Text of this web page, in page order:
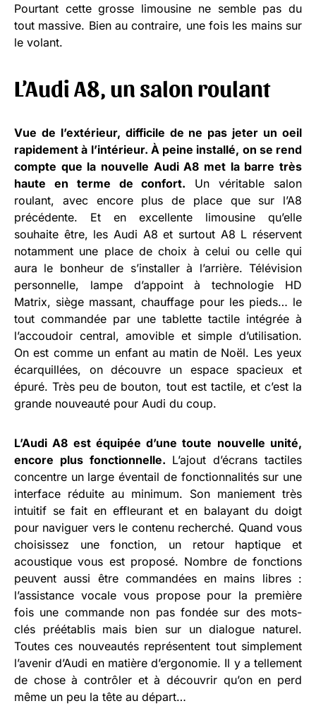
Pourtant cette grosse limousine ne semble pas du
tout massive. Bien au contraire, une fois les mains sur
le volant.
L’Audi A8, un salon roulant
Vue de l’extérieur, difficile de ne pas jeter un oeil
rapidement à l’intérieur. À peine installé, on se rend
compte que la nouvelle Audi A8 met la barre très
haute en terme de confort. Un véritable salon
roulant, avec encore plus de place que sur l’A8
précédente. Et en excellente limousine qu’elle
souhaite être, les Audi A8 et surtout A8 L réservent
notamment une place de choix à celui ou celle qui
aura le bonheur de s’installer à l’arrière. Télévision
personnelle, lampe d’appoint à technologie HD
Matrix, siège massant, chauffage pour les pieds… le
tout commandée par une tablette tactile intégrée à
l’accoudoir central, amovible et simple d’utilisation.
On est comme un enfant au matin de Noël. Les yeux
écarquillées, on découvre un espace spacieux et
épuré. Très peu de bouton, tout est tactile, et c’est la
grande nouveauté pour Audi du coup.
L’Audi A8 est équipée d’une toute nouvelle unité,
encore plus fonctionnelle. L’ajout d’écrans tactiles
concentre un large éventail de fonctionnalités sur une
interface réduite au minimum. Son maniement très
intuitif se fait en effleurant et en balayant du doigt
pour naviguer vers le contenu recherché. Quand vous
choisissez une fonction, un retour haptique et
acoustique vous est proposé. Nombre de fonctions
peuvent aussi être commandées en mains libres :
l’assistance vocale vous propose pour la première
fois une commande non pas fondée sur des mots-
clés préétablis mais bien sur un dialogue naturel.
Toutes ces nouveautés représentent tout simplement
l’avenir d’Audi en matière d’ergonomie. Il y a tellement
de chose à contrôler et à découvrir qu’on en perd
même un peu la tête au départ…